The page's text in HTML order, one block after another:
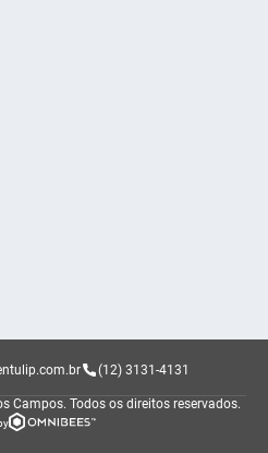
(12) 3131-4131
Campos. Todos os direitos reservados.